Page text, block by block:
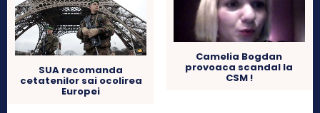
SUA recomanda
cetatenilor sai ocolirea
Europei
Camelia Bogdan
provoaca scandal la
CSM !